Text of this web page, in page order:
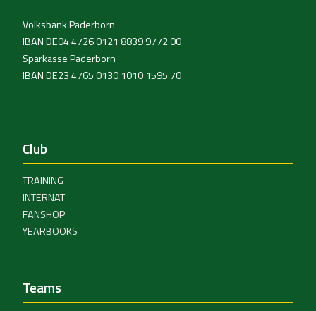
Volksbank Paderborn
IBAN DE04 4726 0121 8839 9772 00
Sparkasse Paderborn
IBAN DE23 4765 0130 1010 1595 70
Club
TRAINING
INTERNAT
FANSHOP
YEARBOOKS
Teams